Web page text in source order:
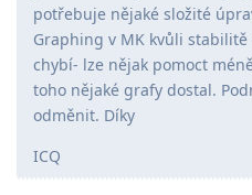
potřebuje nějaké složité
Graphing v MK kvůli
chybí- lze nějak pomoct
toho nějaké grafy dostal.
odměnit. Díky
ICQ